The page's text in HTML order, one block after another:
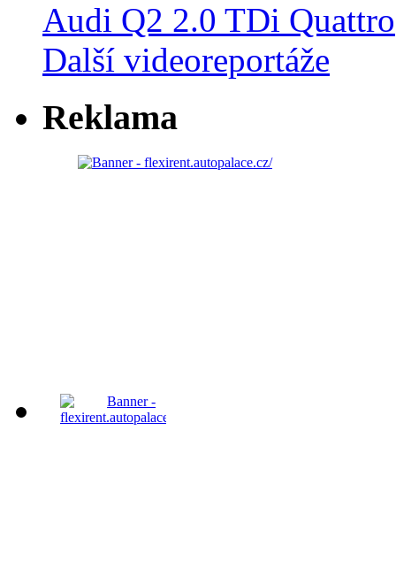
Audi Q2 2.0 TDi Quattro
Další videoreportáže
Reklama